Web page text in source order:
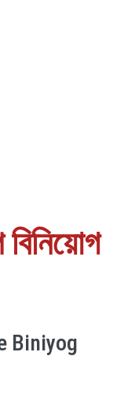
বিনিয়োগ
Biniyog